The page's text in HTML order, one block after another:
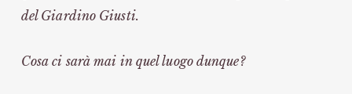
del Giardino Giusti.
Cosa ci sarà mai in quel luogo dunque?